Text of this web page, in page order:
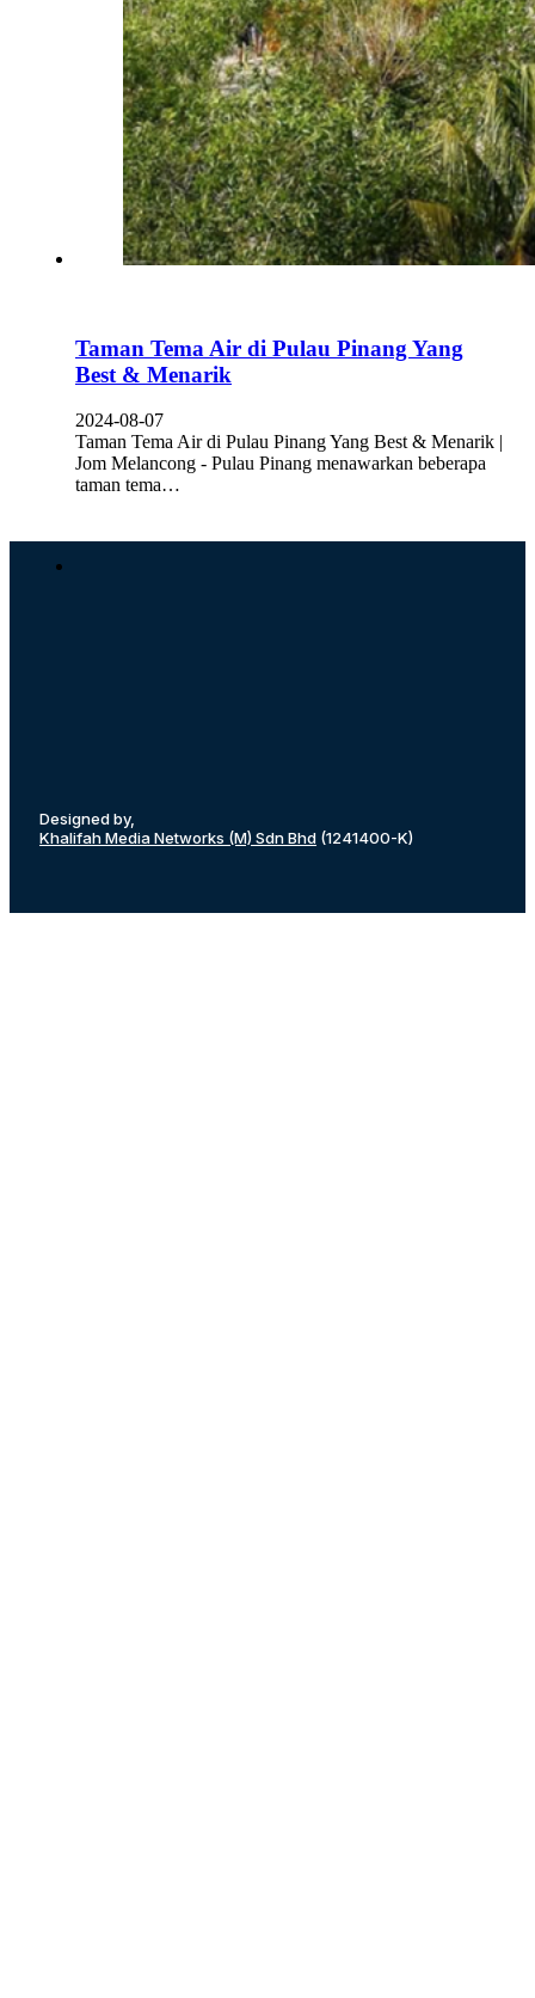
Taman Tema Air di Pulau Pinang Yang
Best & Menarik
2024-08-07
Taman Tema Air di Pulau Pinang Yang Best & Menarik |
Jom Melancong - Pulau Pinang menawarkan beberapa
taman tema…
Designed by,
Khalifah Media Networks (M) Sdn Bhd (1241400-K)